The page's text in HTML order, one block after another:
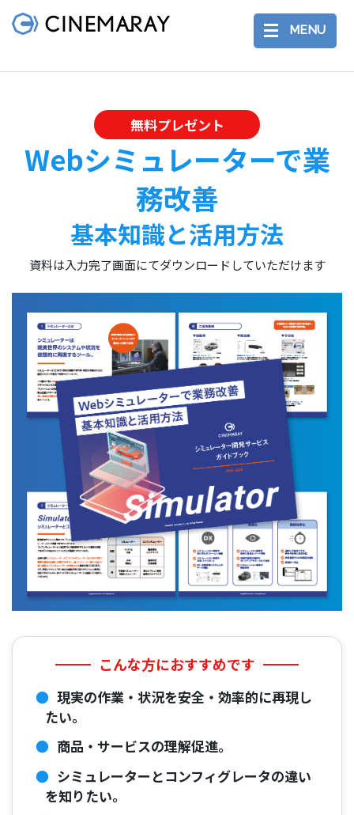
MENU
無料プレゼント
Webシミュレーターで業
務改善
基本知識と活用方法
資料は入力完了画面にてダウンロードしていただけます
こんな方におすすめです
現実の作業・状況を安全・効率的に再現し
たい。
商品・サービスの理解促進。
シミュレーターとコンフィグレータの違い
を知りたい。